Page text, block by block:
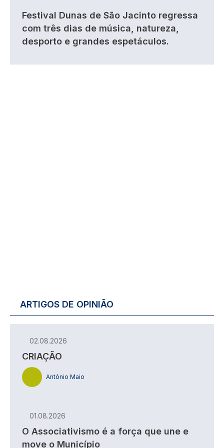
Festival Dunas de São Jacinto regressa
com três dias de música, natureza,
desporto e grandes espetáculos.
ARTIGOS DE OPINIÃO
02.08.2026
CRIAÇÃO
António Maio
01.08.2026
O Associativismo é a força que une e
move o Município